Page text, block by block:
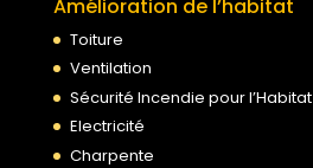
Amélioration de l’habitat
Toiture
Ventilation
Sécurité Incendie pour l’Habitat
Electricité
Charpente